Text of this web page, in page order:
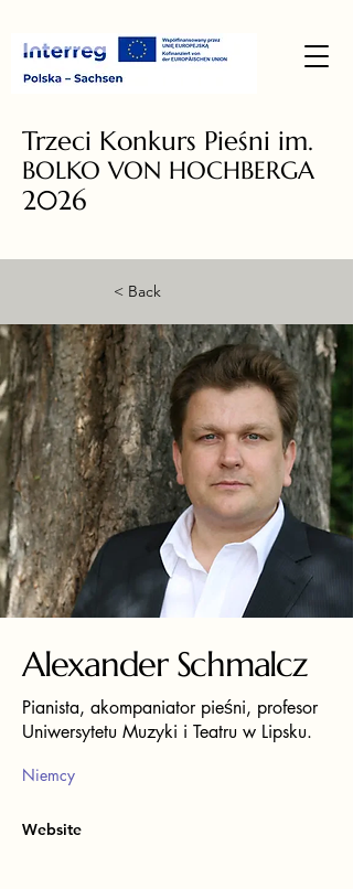
Trzeci Konkurs Pieśni im.
BOLKO VON HOCHBERGA
2026
< Back
Alexander Schmalcz
Pianista, akompaniator pieśni, profesor
Uniwersytetu Muzyki i Teatru w Lipsku.
Niemcy
Website